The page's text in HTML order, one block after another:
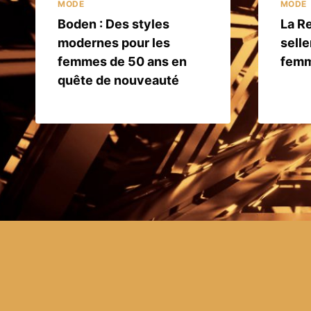
MODE
Boden : Des styles
modernes pour les
femmes de 50 ans en
quête de nouveauté
MODE
La